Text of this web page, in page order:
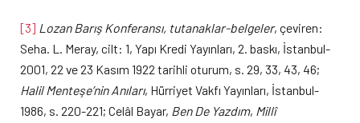
[3] Lozan Barış Konferansı, tutanaklar-belgeler, çeviren:
Seha. L. Meray, cilt: 1, Yapı Kredi Yayınları, 2. baskı, İstanbul-
2001, 22 ve 23 Kasım 1922 tarihli oturum, s. 29, 33, 43, 46;
Halil Menteşe’nin Anıları, Hürriyet Vakfı Yayınları, İstanbul-
1986, s. 220-221; Celâl Bayar, Ben De Yazdım, Millî